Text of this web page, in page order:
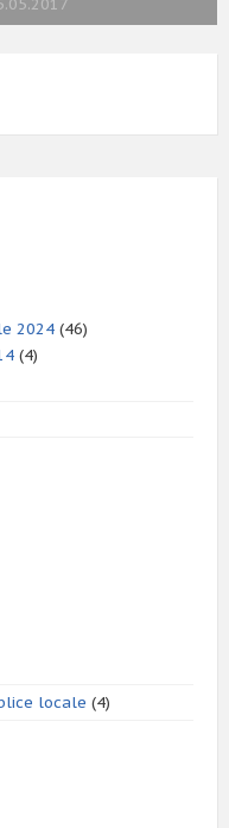
2024 (46)
(4)
locale (4)